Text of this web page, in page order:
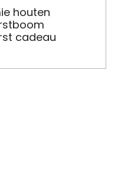
houten
cadeau